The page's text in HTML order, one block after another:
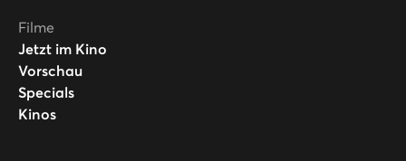
Filme
Jetzt im Kino
Vorschau
Specials
Kinos